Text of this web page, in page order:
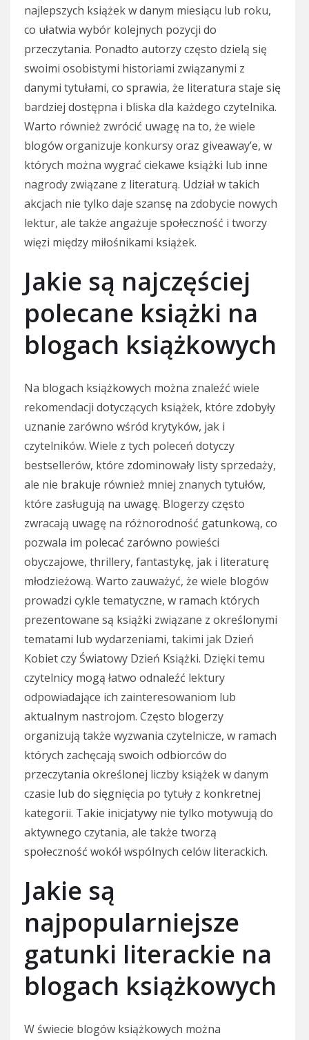
najlepszych książek w danym miesiącu lub roku,
co ułatwia wybór kolejnych pozycji do
przeczytania. Ponadto autorzy często dzielą się
swoimi osobistymi historiami związanymi z
danymi tytułami, co sprawia, że literatura staje się
bardziej dostępna i bliska dla każdego czytelnika.
Warto również zwrócić uwagę na to, że wiele
blogów organizuje konkursy oraz giveaway’e, w
których można wygrać ciekawe książki lub inne
nagrody związane z literaturą. Udział w takich
akcjach nie tylko daje szansę na zdobycie nowych
lektur, ale także angażuje społeczność i tworzy
więzi między miłośnikami książek.
Jakie są najczęściej
polecane książki na
blogach książkowych
Na blogach książkowych można znaleźć wiele
rekomendacji dotyczących książek, które zdobyły
uznanie zarówno wśród krytyków, jak i
czytelników. Wiele z tych poleceń dotyczy
bestsellerów, które zdominowały listy sprzedaży,
ale nie brakuje również mniej znanych tytułów,
które zasługują na uwagę. Blogerzy często
zwracają uwagę na różnorodność gatunkową, co
pozwala im polecać zarówno powieści
obyczajowe, thrillery, fantastykę, jak i literaturę
młodzieżową. Warto zauważyć, że wiele blogów
prowadzi cykle tematyczne, w ramach których
prezentowane są książki związane z określonymi
tematami lub wydarzeniami, takimi jak Dzień
Kobiet czy Światowy Dzień Książki. Dzięki temu
czytelnicy mogą łatwo odnaleźć lektury
odpowiadające ich zainteresowaniom lub
aktualnym nastrojom. Często blogerzy
organizują także wyzwania czytelnicze, w ramach
których zachęcają swoich odbiorców do
przeczytania określonej liczby książek w danym
czasie lub do sięgnięcia po tytuły z konkretnej
kategorii. Takie inicjatywy nie tylko motywują do
aktywnego czytania, ale także tworzą
społeczność wokół wspólnych celów literackich.
Jakie są
najpopularniejsze
gatunki literackie na
blogach książkowych
W świecie blogów książkowych można